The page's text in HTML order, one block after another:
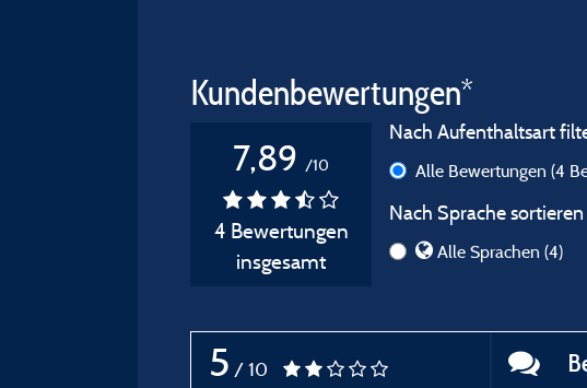
Kundenbewertungen*
7,89 /10
4 Bewertungen
insgesamt
Nach Aufenthaltsart
Alle Bewertungen (4
Nach Sprache sortieren
Alle Sprachen (4)
5 / 10